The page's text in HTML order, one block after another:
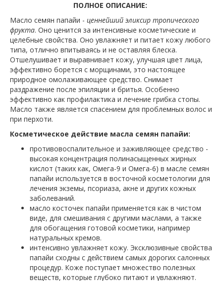
ПОЛНОЕ ОПИСАНИЕ:
Масло семян папайи - ценнейший эликсир тропического
фрукта. Оно ценится за интенсивные косметические и
целебные свойства. Оно увлажняет и питает кожу любого
типа, отлично впитываясь и не оставляя блеска.
Отшелушивает и выравнивает кожу, улучшая цвет лица,
эффективно борется с морщинами, это настоящее
природное омолаживающее средство. Снимает
раздражение после эпиляции и бритья. Особенно
эффективно как профилактика и лечение грибка стопы.
Масло также является спасением для проблемных волос и
при перхоти.
Косметическое действие масла семян папайи:
противовоспалительное и заживляющее средство -
высокая концентрация полинасыщенных жирных
кислот (таких как, Омега-9 и Омега-6) в масле семян
папайи используется в восточной косметологии для
лечения экземы, псориаза, акне и других кожных
заболеваний.
масло косточек папайи применяется как в чистом
виде, для смешивания с другими маслами, а также
для обогащения готовой косметики, например
натуральных кремов.
интенсивно увлажняет кожу. Эксклюзивные свойства
папайи сходны с действием самых дорогих салонных
процедур. Коже поступает множество полезных
веществ, которые глубоко питают и увлажняют.